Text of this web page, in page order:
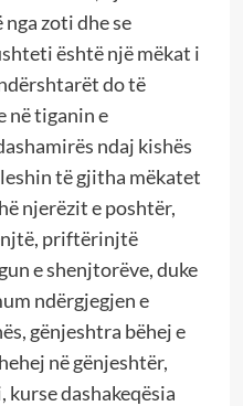
zoti dhe se
është një mëkat i
do të
në tiganin e
ndaj kishës
të gjitha mëkatet
njerëzit e poshtër,
priftërinjtë
e shenjtorëve, duke
ndërgjegjen e
gënjeshtra bëhej e
në gënjeshtër,
kurse dashakeqësia